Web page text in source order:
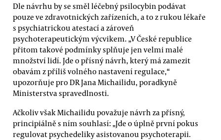
Dle návrhu by se směl léčebný psilocybin podávat
pouze ve zdravotnických zařízeních, a to z rukou lékaře
s psychiatrickou atestací a zároveň
psychoterapeutickým výcvikem. „V České republice
přitom takové podmínky splňuje jen velmi malé
množství lidí. Jde o přísný návrh, který má zamezit
obavám z příliš volného nastavení regulace,“
upozorňuje pro DR Jana Michailidu, poradkyně
Ministerstva spravedlnosti.
Ačkoliv však Michailidu považuje návrh za přísný,
principiálně s ním souhlasí: „Jde o úplně první pokus
regulovat psychedeliky asistovanou psychoterapii.